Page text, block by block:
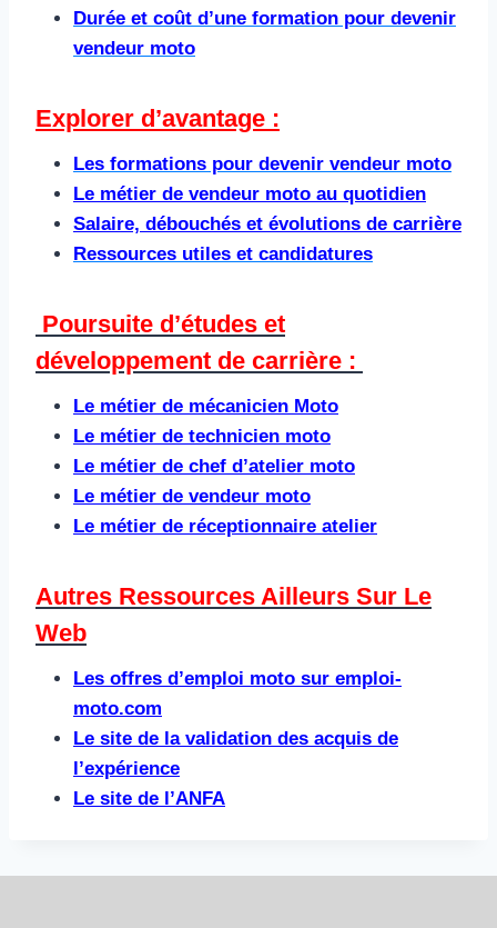
Durée et coût d’une formation pour devenir
vendeur moto
Explorer d’avantage :
Les formations pour devenir vendeur moto
Le métier de vendeur moto au quotidien
Salaire, débouchés et évolutions de carrière
Ressources utiles et candidatures
Poursuite d’études et
développement de carrière : ​
Le métier de mécanicien Moto
Le métier de technicien moto
Le métier de chef d’atelier moto
Le métier de vendeur moto
Le métier de réceptionnaire atelier
Autres Ressources Ailleurs Sur Le
Web​
Les offres d’emploi moto sur emploi-
moto.com
Le site de la validation des acquis de
l’expérience
Le site de l’ANFA